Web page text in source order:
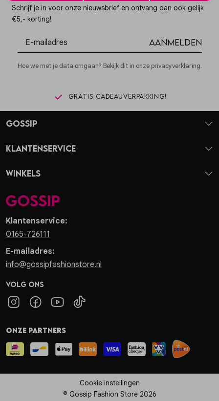
Schrijf je in voor onze nieuwsbrief en ontvang dan ook gelijk
€5,- korting!
Aanmelden
Hoe we met je data omgaan? Bekijk dit in onze privacyverklaring.
Gratis cadeauverpakking!
Klantenservice:
0165-726111
E-mailadres:
info@gossipfashionstore.nl
Volg ons
Gossip
Klantenservice
Winkels
Onze partners
Cookie instellingen
© Gossip Fashion Store 2026